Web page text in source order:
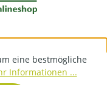
eine bestmögliche
Informationen ...